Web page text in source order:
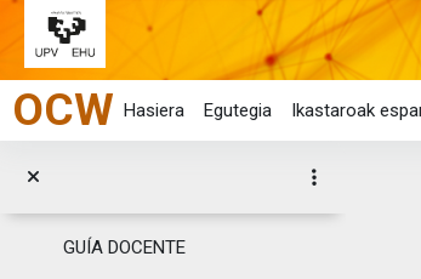
Joan eduki nagusira zuzenean
OCW Hasiera Egutegia Ikastaroak
Tolestu
Orokorra
Cite/attribute Resource. Esta obra se publica bajo...
Tolestu
GUÍA DOCENTE